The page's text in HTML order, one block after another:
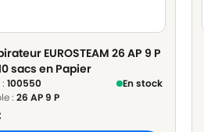
EUROSTEAM 26 AP 9 P
sacs en Papier
100550
En stock
: 26 AP 9 P